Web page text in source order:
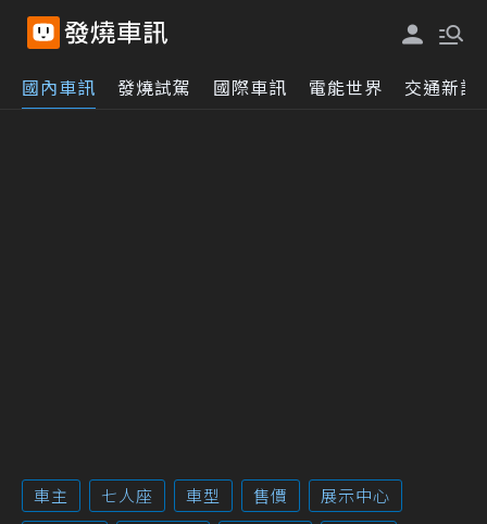
國內車訊 發燒試駕 國際車訊 電能世界 交通新訊
車主 七人座 車型 售價
展示中心